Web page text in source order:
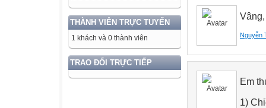
THÀNH VIÊN TRỰC TUYẾN
1 khách và 0 thành viên
TRAO ĐỔI TRỰC TIẾP
Nguyễn
Em
1)